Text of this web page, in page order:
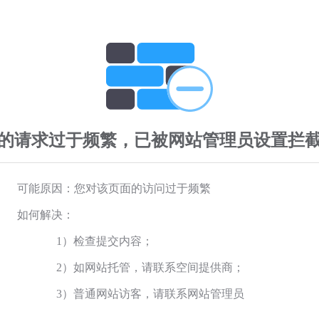
请求过于频繁，已被网站管理员设置拦
可能原因：您对该页面的访问过于频繁
如何解决：
1）检查提交内容；
2）如网站托管，请联系空间提供商；
3）普通网站访客，请联系网站管理员